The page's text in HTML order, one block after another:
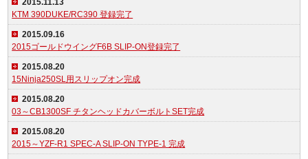
2015.11.13
KTM 390DUKE/RC390 登録完了
2015.09.16
2015ゴールドウイングF6B SLIP-ON登録完了
2015.08.20
15Ninja250SL用スリップオン完成
2015.08.20
03～CB1300SF チタンヘッドカバーボルトSET完成
2015.08.20
2015～YZF-R1 SPEC-A SLIP-ON TYPE-1 完成